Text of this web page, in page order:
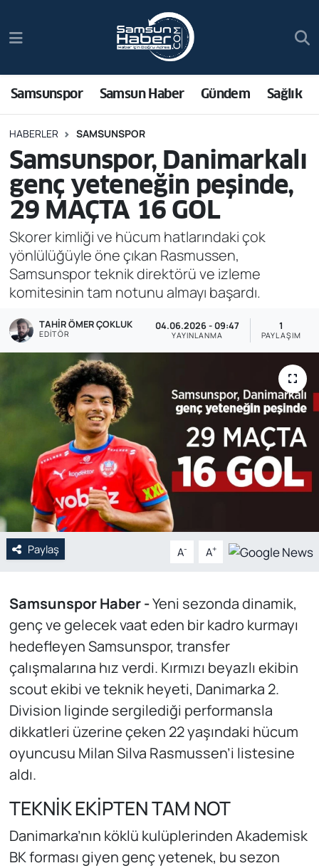
Samsunspor Samsun Haber Gündem Sağlık
HABERLER SAMSUNSPOR
Samsunspor, Danimarkalı
genç yeteneğin peşinde,
29 MAÇTA 16 GOL
Skorer kimliği ve hücum hatlarındaki çok
yönlülüğüyle öne çıkan Rasmussen,
Samsunspor teknik direktörü ve izleme
komitesinin tam notunu almayı başardı.
TAHIR ÖMER ÇOKLUK
EDITÖR
04.06.2026 - 09:47
YAYINLANMA
1
PAYLAŞIM
Paylaş A- A+
Samsunspor Haber -Yeni sezonda dinamik,
genç ve gelecek vaat eden bir kadro kurmayı
hedefleyen Samsunspor, transfer
çalışmalarına hız verdi. Kırmızı beyazlı ekibin
scout ekibi ve teknik heyeti, Danimarka 2.
Division liginde sergilediği performansla
dikkatleri üzerine çeken 22 yaşındaki hücum
oyuncusu Milan Silva Rasmussen’i listesine
aldı.
TEKNİK EKİPTEN TAM NOT
Danimarka’nın köklü kulüplerinden Akademisk
BK forması giyen genç yetenek, bu sezon
Samsun Haber
Sağlık
Asayiş
Bilim ve Teknoloji
Bölge
Dünya
Gündem
Özel Haber
POLİTİKA
Siyaset
Spor
Web Tv
Yerel
Trafik Durumu
Süper Lig Puan Durumu ve Fikstür
Tüm Manşetler
Son Dakika Haberleri
Haber Arşivi